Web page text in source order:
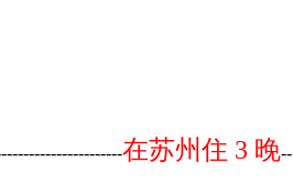
在苏州住 3 晚--